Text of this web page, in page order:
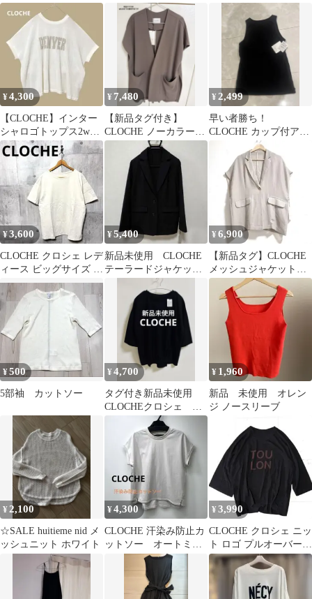
ブルー クロシェ
ーブ ロング ジレ
ブラック
¥4,300
【CLOCHE】インター
シャロゴトップス2way
クロシェ ボックスシ
ルエット
¥ 7,480
【新品タグ付き】
CLOCHE ノーカラーロ
ングジャケット
¥ 2,499
早い者勝ち！
CLOCHE カップ付アメ
スリタンク
¥3,600
CLOCHE クロシェ レデ
ィース ビッグサイズ T
シャツ 2 ベージュ
¥5,400
新品未使用 CLOCHE
テーラードジャケット
¥6,900
【新品タグ】CLOCHE
メッシュジャケット
半袖 ベスト ジレ
¥500
5部袖 カットソー
¥4,700
タグ付き新品未使用
CLOCHEクロシェ デ
ザインカットソー
¥ 1,960
新品 未使用 オレン
ジ ノースリーブ
¥2,100
☆SALE huitieme nid メ
ッシュニット ホワイト
¥4,300
CLOCHE 汗染み防止カ
ットソー オートミー
¥ 3,990
CLOCHE クロシェ ニッ
ト ロゴ プルオーバー
ブラック